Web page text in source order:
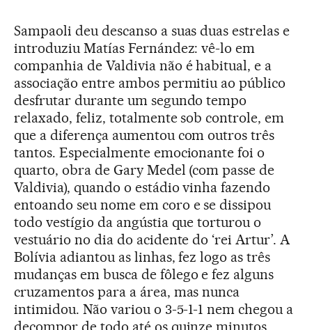
Sampaoli deu descanso a suas duas estrelas e
introduziu Matías Fernández: vê-lo em
companhia de Valdivia não é habitual, e a
associação entre ambos permitiu ao público
desfrutar durante um segundo tempo
relaxado, feliz, totalmente sob controle, em
que a diferença aumentou com outros três
tantos. Especialmente emocionante foi o
quarto, obra de Gary Medel (com passe de
Valdivia), quando o estádio vinha fazendo
entoando seu nome em coro e se dissipou
todo vestígio da angústia que torturou o
vestuário no dia do acidente do ‘rei Artur’. A
Bolívia adiantou as linhas, fez logo as três
mudanças em busca de fôlego e fez alguns
cruzamentos para a área, mas nunca
intimidou. Não variou o 3-5-1-1 nem chegou a
decompor de todo até os quinze minutos